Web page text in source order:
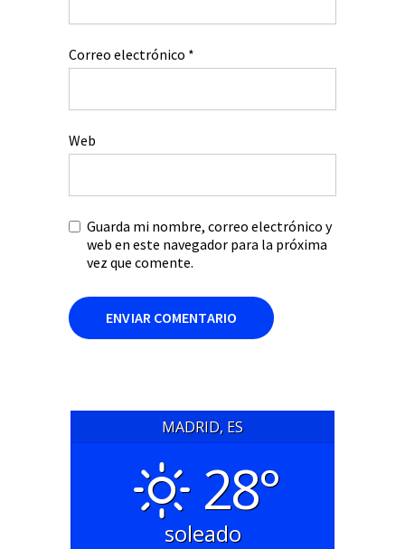
Correo electrónico *
Web
Guarda mi nombre, correo electrónico y
web en este navegador para la próxima
vez que comente.
MADRID, ES
28°
soleado